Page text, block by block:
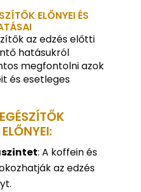
ELŐNYEI ÉS
az edzés előtti
hatásukról
megfontolni azok
és esetleges
: A koffein és
az edzés